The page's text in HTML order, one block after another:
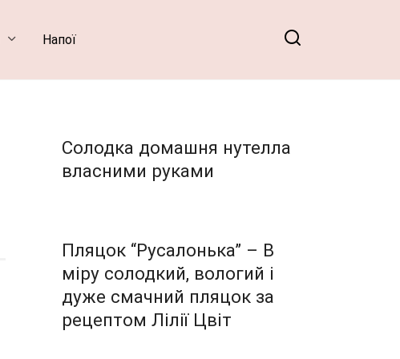
Напої
Солодка домашня нутелла
власними руками
Пляцок “Русалонька” – В
міру солодкий, вологий і
дуже смачний пляцок за
рецептом Лілії Цвіт